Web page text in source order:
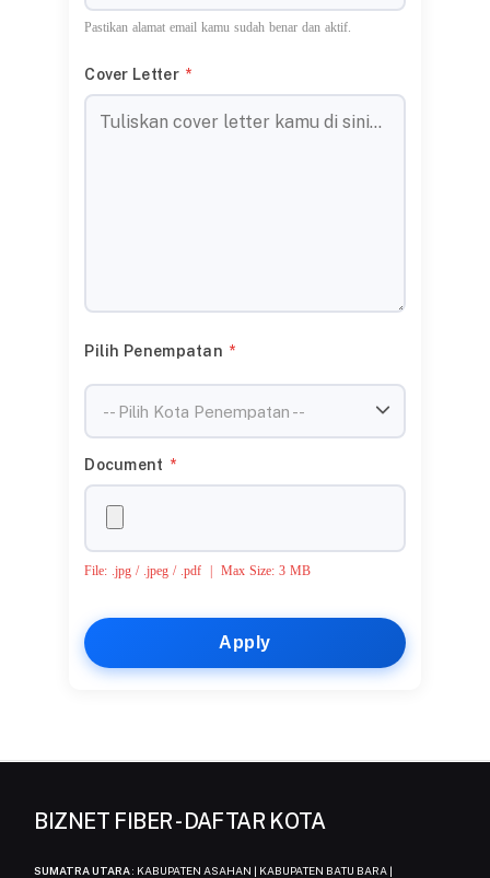
Pastikan alamat email kamu sudah benar dan aktif.
Cover Letter *
Pilih Penempatan *
-- Pilih Kota Penempatan --
Document *
File: .jpg / .jpeg / .pdf | Max Size: 3 MB
Apply
BIZNET FIBER - DAFTAR KOTA
SUMATRA UTARA: KABUPATEN ASAHAN | KABUPATEN BATU BARA |